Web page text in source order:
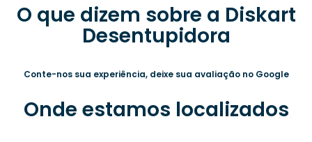
O que dizem sobre a Diskart
Desentupidora
Conte-nos sua experiência, deixe sua avaliação no Google
Onde estamos localizados